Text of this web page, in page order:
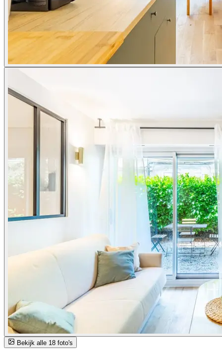
Bekijk alle 18 foto's